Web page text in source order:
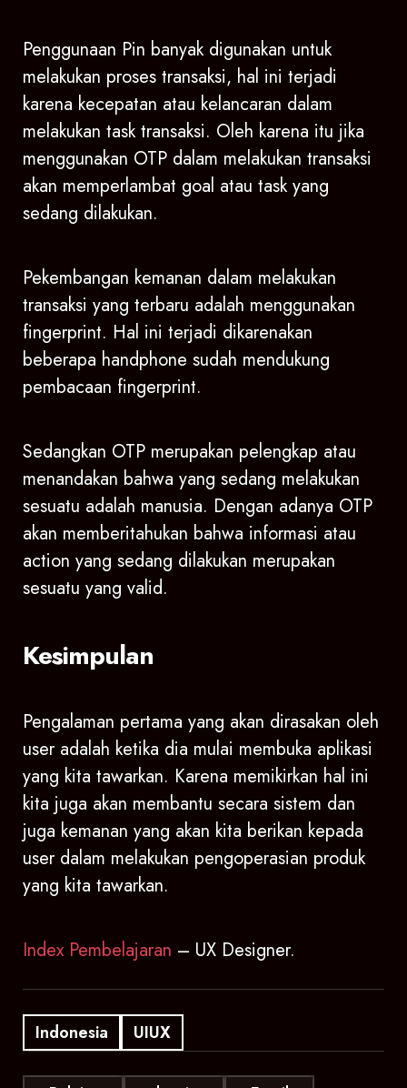
Penggunaan Pin banyak digunakan untuk
melakukan proses transaksi, hal ini terjadi
karena kecepatan atau kelancaran dalam
melakukan task transaksi. Oleh karena itu jika
menggunakan OTP dalam melakukan transaksi
akan memperlambat goal atau task yang
sedang dilakukan.
Pekembangan kemanan dalam melakukan
transaksi yang terbaru adalah menggunakan
fingerprint. Hal ini terjadi dikarenakan
beberapa handphone sudah mendukung
pembacaan fingerprint.
Sedangkan OTP merupakan pelengkap atau
menandakan bahwa yang sedang melakukan
sesuatu adalah manusia. Dengan adanya OTP
akan memberitahukan bahwa informasi atau
action yang sedang dilakukan merupakan
sesuatu yang valid.
Kesimpulan
Pengalaman pertama yang akan dirasakan oleh
user adalah ketika dia mulai membuka aplikasi
yang kita tawarkan. Karena memikirkan hal ini
kita juga akan membantu secara sistem dan
juga kemanan yang akan kita berikan kepada
user dalam melakukan pengoperasian produk
yang kita tawarkan.
Index Pembelajaran – UX Designer.
Indonesia UIUX